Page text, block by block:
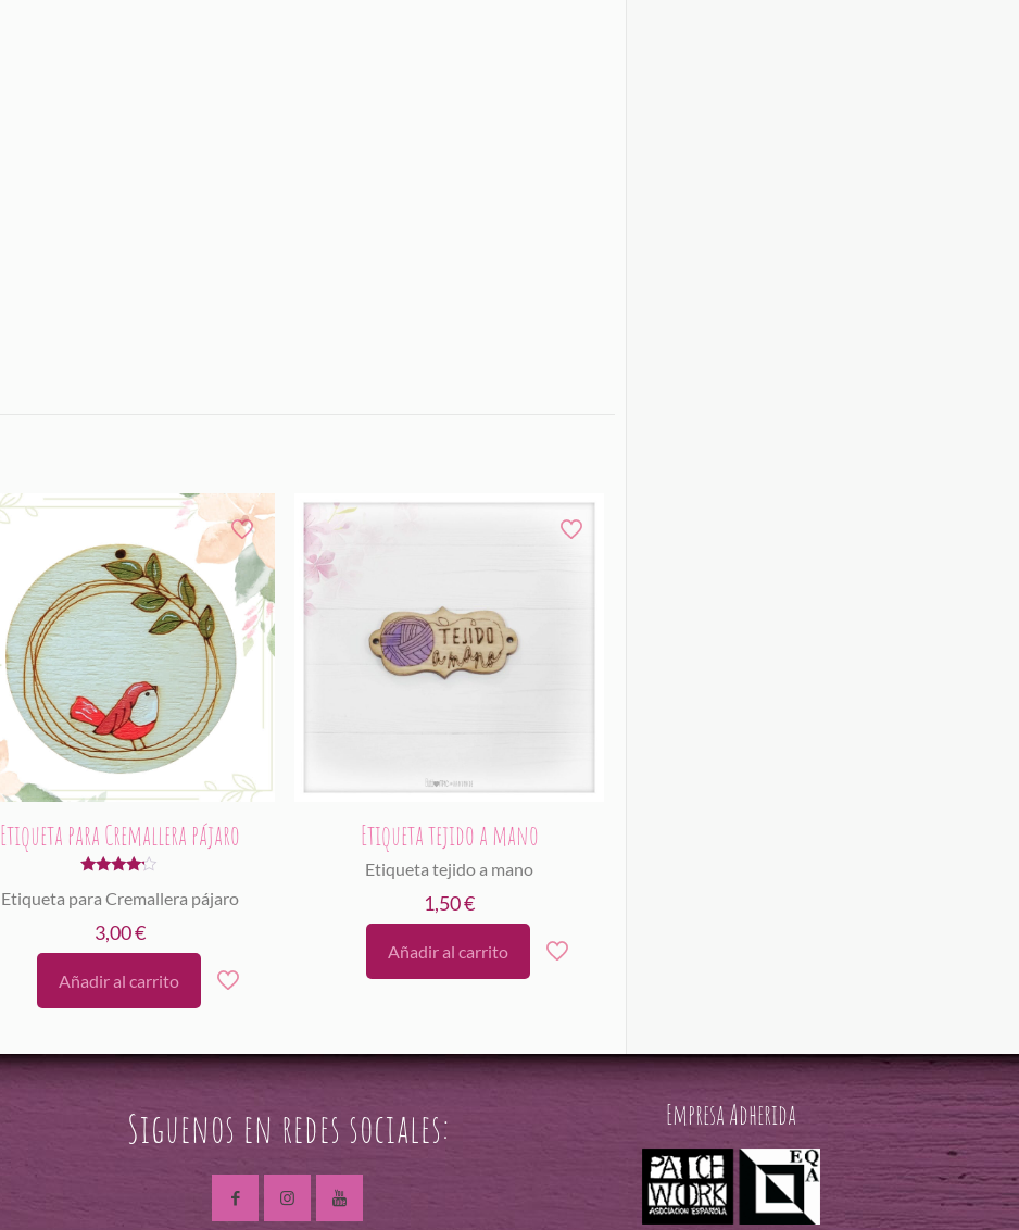
Etiqueta para Cremallera pájaro
con
de 5
Etiqueta para Cremallera pájaro
3,00€
Añadir al carrito
Etiqueta tejido a mano
Etiqueta tejido a mano
1,50€
Añadir al carrito
Siguenos en redes sociales: Empresa Adherida